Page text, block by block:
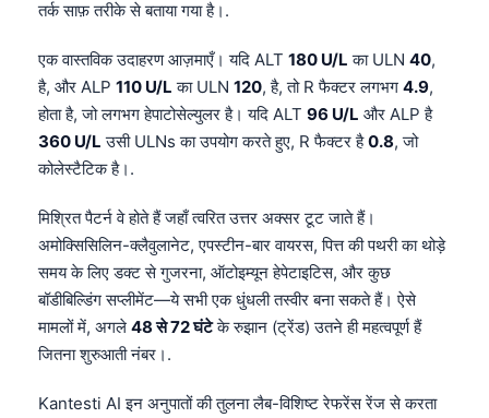
तर्क साफ़ तरीके से बताया गया है।.
एक वास्तविक उदाहरण आज़माएँ। यदि ALT 180 U/L का ULN 40,
है, और ALP 110 U/L का ULN 120, है, तो R फैक्टर लगभग 4.9,
होता है, जो लगभग हेपाटोसेल्युलर है। यदि ALT 96 U/L और ALP है
360 U/L उसी ULNs का उपयोग करते हुए, R फैक्टर है0.8, जो
कोलेस्टैटिक है।.
मिश्रित पैटर्न वे होते हैं जहाँ त्वरित उत्तर अक्सर टूट जाते हैं।
अमोक्सिसिलिन-क्लैवुलानेट, एपस्टीन-बार वायरस, पित्त की पथरी का थोड़े
समय के लिए डक्ट से गुजरना, ऑटोइम्यून हेपेटाइटिस, और कुछ
बॉडीबिल्डिंग सप्लीमेंट—ये सभी एक धुंधली तस्वीर बना सकते हैं। ऐसे
मामलों में, अगले 48 से 72 घंटेके रुझान (ट्रेंड) उतने ही महत्वपूर्ण हैं
जितना शुरुआती नंबर।.
Kantesti AI इन अनुपातों की तुलना लैब-विशिष्ट रेफरेंस रेंज से करता